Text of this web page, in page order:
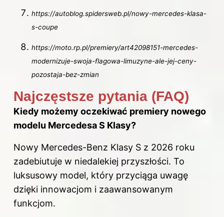
https://autoblog.spidersweb.pl/nowy-mercedes-klasa-
s-coupe
https://moto.rp.pl/premiery/art42098151-mercedes-
modernizuje-swoja-flagowa-limuzyne-ale-jej-ceny-
pozostaja-bez-zmian
Najczęstsze pytania (FAQ)
Kiedy możemy oczekiwać premiery nowego
modelu Mercedesa S Klasy?
Nowy Mercedes-Benz Klasy S z 2026 roku
zadebiutuje w niedalekiej przyszłości. To
luksusowy model, który przyciąga uwagę
dzięki innowacjom i zaawansowanym
funkcjom.